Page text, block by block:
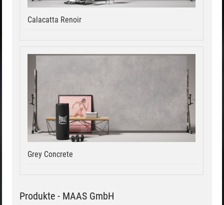
Calacatta Renoir
Grey Concrete
Produkte - MAAS GmbH